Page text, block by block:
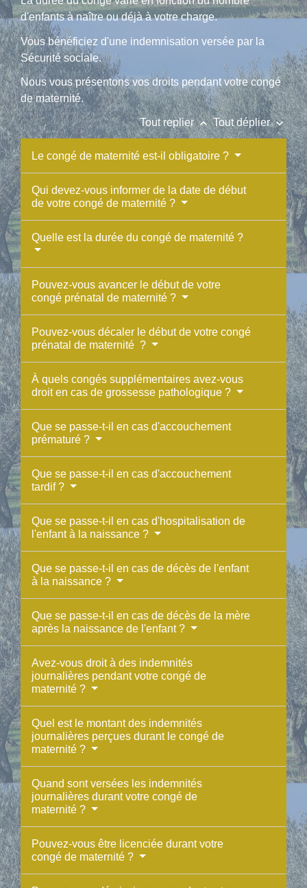
d'enfants à naître ou déjà à votre charge.
Vous bénéficiez d'une indemnisation versée par la
Sécurité sociale.
Nous vous présentons vos droits pendant votre congé
de maternité.
Tout replierkeyboard_arrow_up Tout déplierkeyboard_arrow_down
Le congé de maternité est-il obligatoire ?
Qui devez-vous informer de la date de début
de votre congé de maternité ?
Quelle est la durée du congé de maternité ?
Pouvez-vous avancer le début de votre
congé prénatal de maternité ?
Pouvez-vous décaler le début de votre congé
prénatal de maternité ?
À quels congés supplémentaires avez-vous
droit en cas de grossesse pathologique ?
Que se passe-t-il en cas d'accouchement
prématuré ?
Que se passe-t-il en cas d'accouchement
tardif ?
Que se passe-t-il en cas d'hospitalisation de
l'enfant à la naissance ?
Que se passe-t-il en cas de décès de l'enfant
à la naissance ?
Que se passe-t-il en cas de décès de la mère
après la naissance de l'enfant ?
Avez-vous droit à des indemnités
journalières pendant votre congé de
maternité ?
Quel est le montant des indemnités
journalières perçues durant le congé de
maternité ?
Quand sont versées les indemnités
journalières durant votre congé de
maternité ?
Pouvez-vous être licenciée durant votre
congé de maternité ?